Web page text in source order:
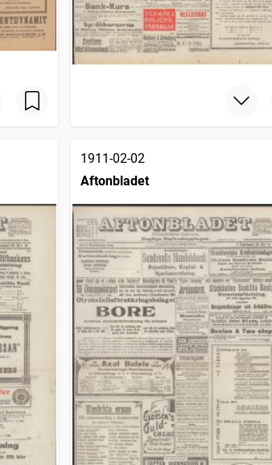
1911-02-02
Aftonbladet